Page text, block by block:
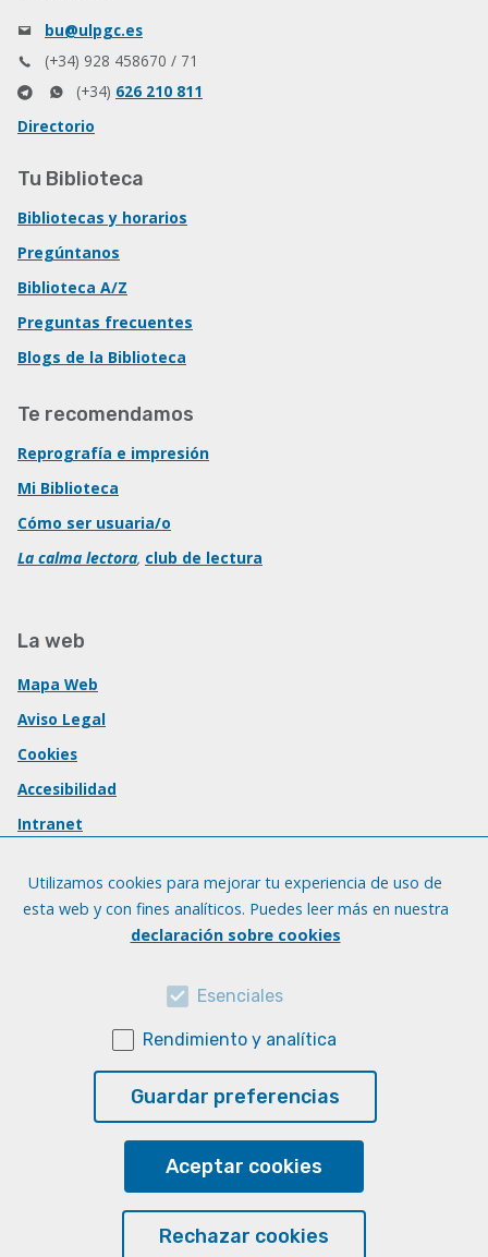
bu@ulpgc.es
(+34) 928 458670 / 71
(+34) 626 210 811
Directorio
Tu Biblioteca
Bibliotecas y horarios
Pregúntanos
Biblioteca A/Z
Preguntas frecuentes
Blogs de la Biblioteca
Te recomendamos
Reprografía e impresión
Mi Biblioteca
Cómo ser usuaria/o
La calma lectora, club de lectura
La web
Mapa Web
Aviso Legal
Cookies
Accesibilidad
Intranet
Utilizamos cookies para mejorar tu experiencia de uso de
esta web y con fines analíticos. Puedes leer más en nuestra
declaración sobre cookies
Esenciales
Rendimiento y analítica
Guardar preferencias
Aceptar cookies
Rechazar cookies